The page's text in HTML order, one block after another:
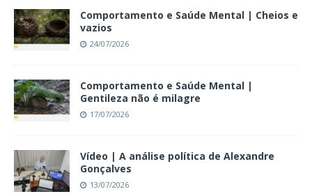
Comportamento e Saúde Mental | Cheios e
vazios
24/07/2026
Comportamento e Saúde Mental |
Gentileza não é milagre
17/07/2026
Vídeo | A análise política de Alexandre
Gonçalves
13/07/2026